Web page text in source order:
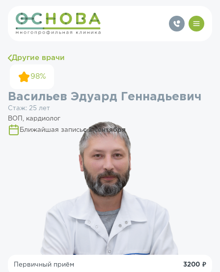
Другие врачи
98%
Васильев Эдуард Геннадьевич
Стаж: 25 лет
ВОП, кардиолог
Ближайшая записьс 2 сентября
Первичный приём 3200 ₽